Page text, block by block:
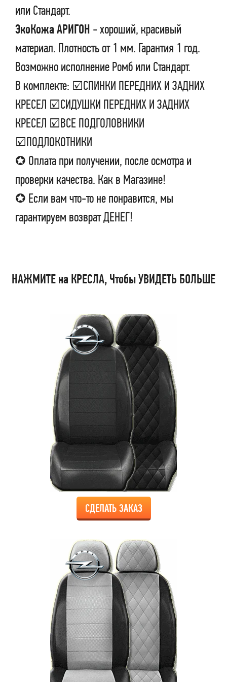
или Стандарт.
ЭкоКожа АРИГОН - хороший, красивый
материал. Плотность от 1 мм. Гарантия 1 год.
Возможно исполнение Ромб или Стандарт.
В комплекте: ☑СПИНКИ ПЕРЕДНИХ И ЗАДНИХ
КРЕСЕЛ ☑СИДУШКИ ПЕРЕДНИХ И ЗАДНИХ
КРЕСЕЛ ☑ВСЕ ПОДГОЛОВНИКИ
☑ПОДЛОКОТНИКИ
✪ Оплата при получении, после осмотра и
проверки качества. Как в Магазине!
✪ Если вам что-то не понравится, мы
гарантируем возврат ДЕНЕГ!
НАЖМИТЕ на КРЕСЛА, Чтобы УВИДЕТЬ БОЛЬШЕ
СДЕЛАТЬ ЗАКАЗ